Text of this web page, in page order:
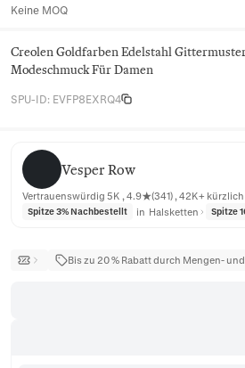
Keine MOQ
Creolen Goldfarben Edelstahl
Modeschmuck Für Damen
SPU-ID: EVFP8EXRQ4
Vesper Row
Vesper Row
Vertrauenswürdig 5K , 4.9★(341) , 42K+
Spitze 3% Nachbestellt in Halsketten Spitze
Bis zu 20 % Rabatt durch Mengen-